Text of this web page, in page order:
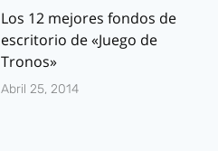
Los 12 mejores fondos de
escritorio de «Juego de
Tronos»
Abril 25, 2014